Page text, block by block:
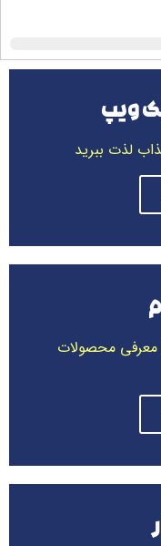
ویپ
لذت ببرید
معرفی محصولات